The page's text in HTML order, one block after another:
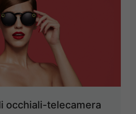
occhiali-telecamera